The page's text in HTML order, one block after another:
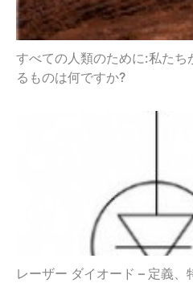
すべての人類のために:私た
るものは何ですか?
レーザー ダイオード – 定義